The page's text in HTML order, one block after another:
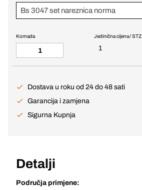
Bs 3047 set nareznica norma
Jedinična cijena / STZ
1
Komada
Dostava u roku od 24 do 48 sati
Garancija i zamjena
Sigurna Kupnja
Detalji
Područja primjene: